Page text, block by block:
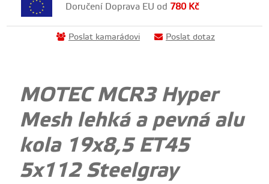
Doručení Doprava EU od 780 Kč
Poslat kamarádovi Poslat dotaz
MOTEC MCR3 Hyper
Mesh lehká a pevná alu
kola 19x8,5 ET45
5x112 Steelgray